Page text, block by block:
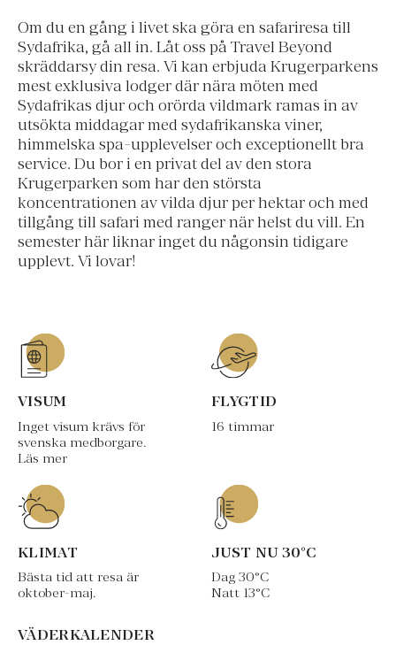
Om du en gång i livet ska göra en safariresa till
Sydafrika, gå all in. Låt oss på Travel Beyond
skräddarsy din resa. Vi kan erbjuda Krugerparkens
mest exklusiva lodger där nära möten med
Sydafrikas djur och orörda vildmark ramas in av
utsökta middagar med sydafrikanska viner,
himmelska spa-upplevelser och exceptionellt bra
service. Du bor i en privat del av den stora
Krugerparken som har den största
koncentrationen av vilda djur per hektar och med
tillgång till safari med ranger när helst du vill. En
semester här liknar inget du någonsin tidigare
upplevt. Vi lovar!
VISUM
Inget visum krävs för
svenska medborgare.
Läs mer
FLYGTID
16 timmar
KLIMAT
Bästa tid att resa är
oktober-maj.
JUST NU 30°C
Dag 30°C
Natt 13°C
VÄDERKALENDER